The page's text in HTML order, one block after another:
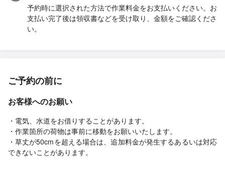
予約時に選択された方法で作業料金をお支払いください。お
支払い完了後は領収書などを受け取り、金額をご確認くださ
い。
ご予約の前に
お客様へのお願い
・電気、水道をお借りすることがあります。
・作業箇所の荷物は事前に移動をお願いいたします。
・草丈が50cmを超える場合は、追加料金が発生するあるいは対応
できないことがあります。